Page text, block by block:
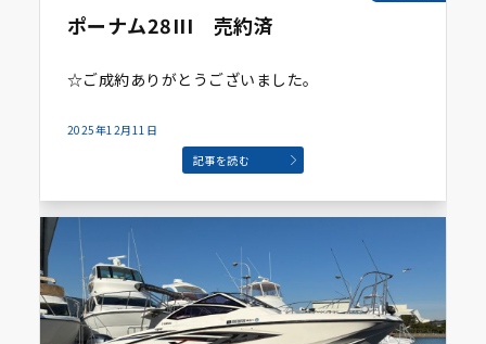
ポーナム28III 売約済
☆ご成約ありがとうございました。
2025年12月11日
記事を読む